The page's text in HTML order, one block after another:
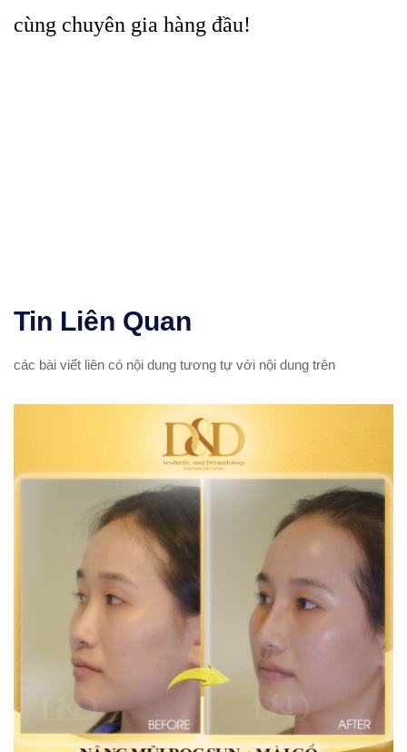
cùng chuyên gia hàng đầu!
Tin Liên Quan
các bài viết liên có nội dung tương tự với nội dung trên